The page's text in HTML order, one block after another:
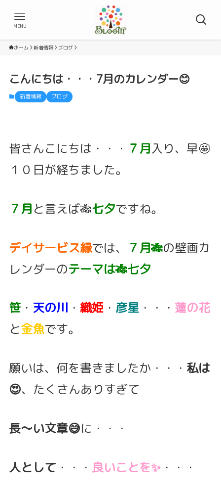
MENU
ホーム 新着情報 ブログ
こんにちは・・・7月のカレンダー😊
新着情報 ブログ
皆さんこにちは・・・ ７月入り、早🤩
１０日が経ちました。
７月と言えば🎋七夕ですね。
デイサービス縁では、 ７月🎋の壁画カ
レンダーのテーマは🎋七夕
笹・ 天の川 ・ 織姫・ 彦星・・・ 蓮の花
と金魚です。
願いは、何を書きましたか・・・ 私は
😍、たくさんありすぎて
長～い文章😅に・・・
人として ・・・ 良いことを✨・・・